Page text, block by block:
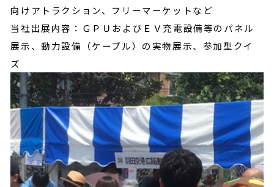
向けアトラクション、フリーマーケットなど
当社出展内容：ＧＰＵおよびＥＶ充電設備等のパネル
展示、動力設備（ケーブル）の実物展示、参加型クイ
ズ